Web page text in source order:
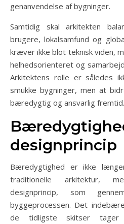
genanvendelse af bygninger.
Samtidig skal arkitekten
brugere, lokalsamfund og
kræver ikke blot teknisk viden,
helhedsorienteret og
Arkitektens rolle er således
smukke bygninger, men at
bæredygtig og ansvarlig fremtid.
designprincip
Bæredygtighed er ikke
traditionelle arkitektur,
designprincip, som
byggeprocessen. Det
de tidligste skitser tager